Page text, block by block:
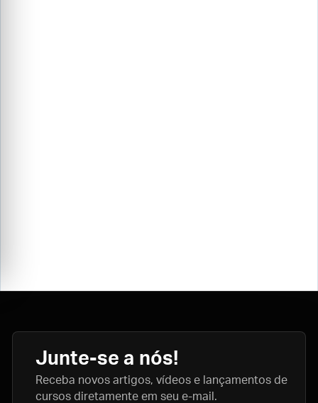
Junte-se a nós!
Receba novos artigos, vídeos e lançamentos de
cursos diretamente em seu e-mail.